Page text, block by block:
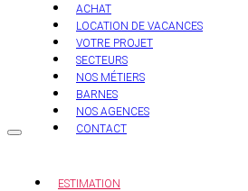
ACHAT
LOCATION DE VACANCES
VOTRE PROJET
SECTEURS
NOS MÉTIERS
BARNES
NOS AGENCES
CONTACT
ESTIMATION